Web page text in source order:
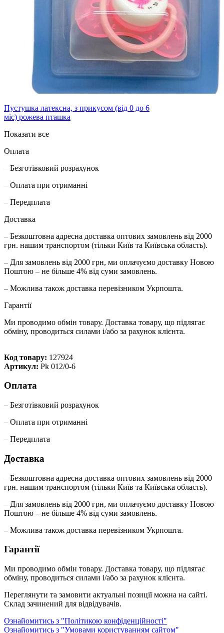
Пустушка латексна, з прикусом (від 0 до 6
міс) рожева пташка
Показати все
Оплата
– Безготівковий розрахунок
– Оплата при отриманні
– Передплата
Доставка
– Безкоштовна адресна доставка оптових замовлень від 2000
грн. нашим транспортом (тільки Київ та Київська область).
– Для замовлень від 2000 грн, ми оплачуємо доставку Новою
Поштою – не більше 4% від суми замовлень.
– Можлива також доставка перевізником Укрпошта.
Гарантії
Ми проводимо обмін товару. Доставка товару, що підлягає
обміну, проводиться силами і/або за рахунок клієнта.
Код товару: 127924
Артикул: Pk 012/0-6
Оплата
– Безготівковий розрахунок
– Оплата при отриманні
– Передплата
Доставка
– Безкоштовна адресна доставка оптових замовлень від 2000
грн. нашим транспортом (тільки Київ та Київська область).
– Для замовлень від 2000 грн, ми оплачуємо доставку Новою
Поштою – не більше 4% від суми замовлень.
– Можлива також доставка перевізником Укрпошта.
Гарантії
Ми проводимо обмін товару. Доставка товару, що підлягає
обміну, проводиться силами і/або за рахунок клієнта.
Переглянути та замовити актуальні позиції можна на сайті.
Склад зачинений для відвідувачів.
Ознайомитись з "Політикою конфіденційності"
Ознайомитись з "Умовами користуванням сайтом"